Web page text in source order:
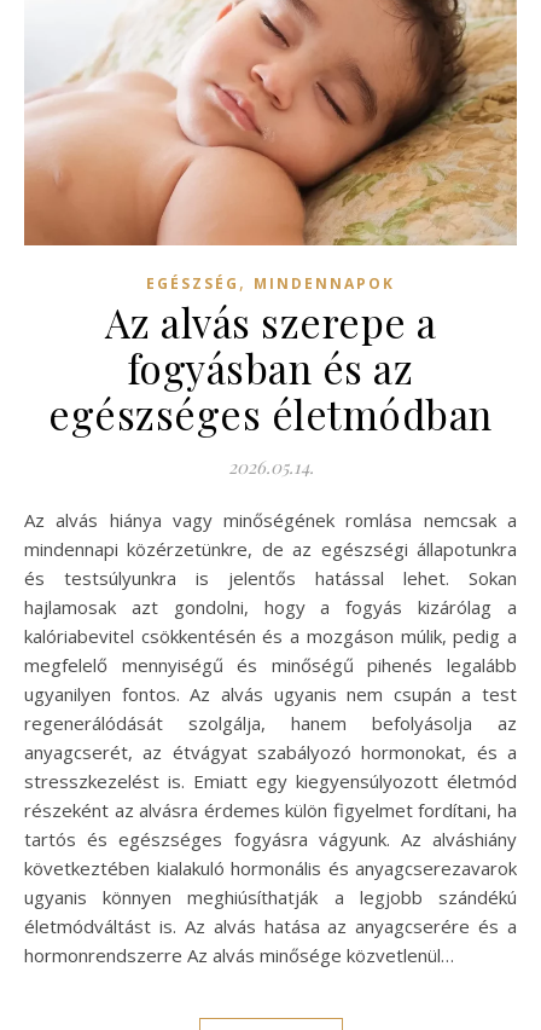
EGÉSZSÉG , MINDENNAPOK
Az alvás szerepe a
fogyásban és az
egészséges életmódban
2026.05.14.
Az alvás hiánya vagy minőségének romlása nemcsak a
mindennapi közérzetünkre, de az egészségi állapotunkra
és testsúlyunkra is jelentős hatással lehet. Sokan
hajlamosak azt gondolni, hogy a fogyás kizárólag a
kalóriabevitel csökkentésén és a mozgáson múlik, pedig a
megfelelő mennyiségű és minőségű pihenés legalább
ugyanilyen fontos. Az alvás ugyanis nem csupán a test
regenerálódását szolgálja, hanem befolyásolja az
anyagcserét, az étvágyat szabályozó hormonokat, és a
stresszkezelést is. Emiatt egy kiegyensúlyozott életmód
részeként az alvásra érdemes külön figyelmet fordítani, ha
tartós és egészséges fogyásra vágyunk. Az alváshiány
következtében kialakuló hormonális és anyagcserezavarok
ugyanis könnyen meghiúsíthatják a legjobb szándékú
életmódváltást is. Az alvás hatása az anyagcserére és a
hormonrendszerre Az alvás minősége közvetlenül…